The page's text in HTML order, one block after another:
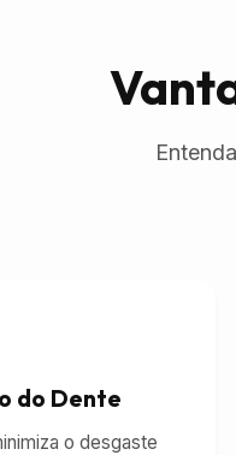
do Dente
o desgaste